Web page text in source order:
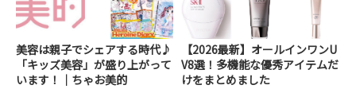
美容は親子でシェアする時代♪
「キッズ美容」が盛り上がって
います！｜ちゃお美的
【2026最新】オールインワンU
V8選！多機能な優秀アイテムだ
けをまとめました